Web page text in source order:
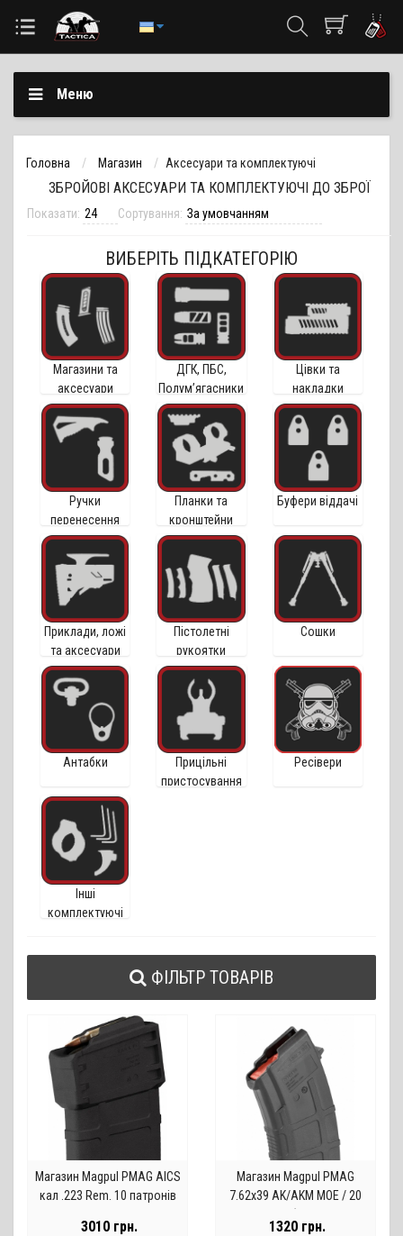
Меню
Головна Магазин Аксесуари та комплектуючі
ЗБРОЙОВІ АКСЕСУАРИ ТА КОМПЛЕКТУЮЧІ ДО ЗБРОЇ
Показати: Сортування:
ВИБЕРІТЬ ПІДКАТЕГОРІЮ
Магазини та
аксесуари
ДГК, ПБС,
Полум’ягасники
Цівки та
накладки
Ручки
перенесення
вогню
Планки та
кронштейни
Буфери віддачі
Приклади, ложі
та аксесуари
Пістолетні
рукоятки
Сошки
Антабки
Прицільні
пристосування
Ресівери
Інші
комплектуючі
ФІЛЬТР ТОВАРІВ
Магазин Magpul PMAG AICS
кал .223 Rem. 10 патронів
3010 грн.
Магазин Magpul PMAG
7.62х39 AK/AKM MOE / 20
1320 грн.